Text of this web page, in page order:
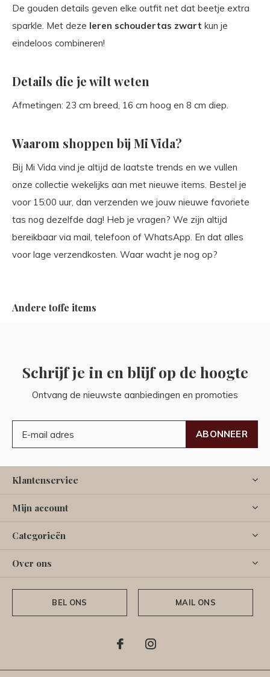
De gouden details geven elke outfit net dat beetje extra
sparkle. Met deze leren schoudertas zwart kun je
eindeloos combineren!
Details die je wilt weten
Afmetingen: 23 cm breed, 16 cm hoog en 8 cm diep.
Waarom shoppen bij Mi Vida?
Bij Mi Vida vind je altijd de laatste trends en we vullen
onze collectie wekelijks aan met nieuwe items. Bestel je
voor 15:00 uur, dan verzenden we jouw nieuwe favoriete
tas nog dezelfde dag! Heb je vragen? We zijn altijd
bereikbaar via mail, telefoon of WhatsApp. En dat alles
voor lage verzendkosten. Waar wacht je nog op?
Andere toffe items
Schrijf je in en blijf op de hoogte
Ontvang de nieuwste aanbiedingen en promoties
ABONNEER
Klantenservice
Mijn account
Categorieën
Over ons
BEL ONS MAIL ONS